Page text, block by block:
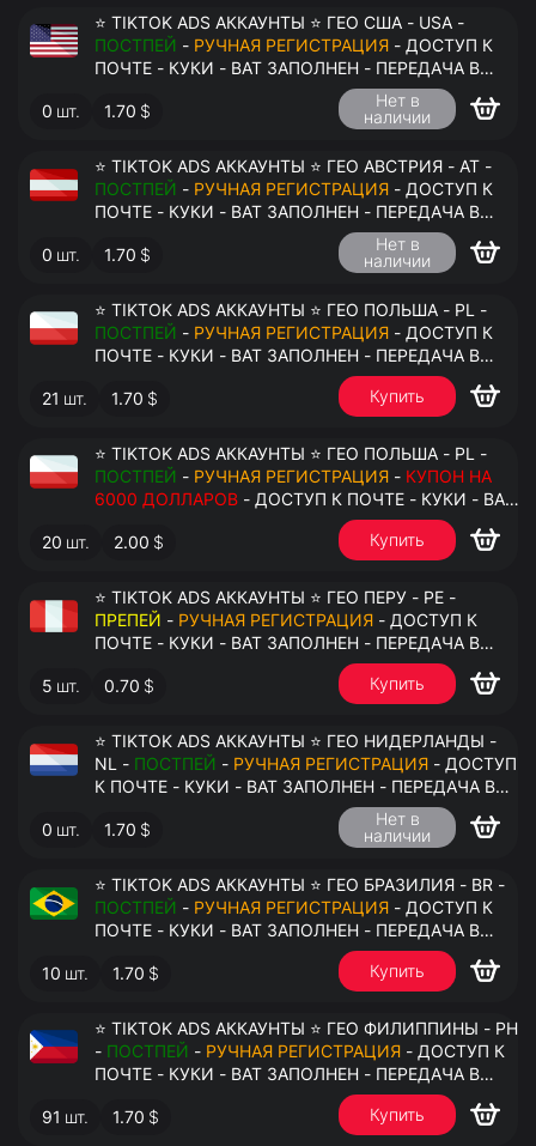
⭐ TIKTOK ADS АККАУНТЫ ⭐ ГЕО США - USA -
ПОСТПЕЙ - РУЧНАЯ РЕГИСТРАЦИЯ - ДОСТУП К
ПОЧТЕ - КУКИ - ВАТ ЗАПОЛНЕН - ПЕРЕДАЧА В
0 шт. 1.70 $
Нет в
наличии
⭐ TIKTOK ADS АККАУНТЫ ⭐ ГЕО АВСТРИЯ - AT -
ПОСТПЕЙ - РУЧНАЯ РЕГИСТРАЦИЯ - ДОСТУП К
ПОЧТЕ - КУКИ - ВАТ ЗАПОЛНЕН - ПЕРЕДАЧА В
0 шт. 1.70 $
Нет в
наличии
⭐ TIKTOK ADS АККАУНТЫ ⭐ ГЕО ПОЛЬША - PL -
ПОСТПЕЙ - РУЧНАЯ РЕГИСТРАЦИЯ - ДОСТУП К
ПОЧТЕ - КУКИ - ВАТ ЗАПОЛНЕН - ПЕРЕДАЧА В
21 шт. 1.70 $ Купить
⭐ TIKTOK ADS АККАУНТЫ ⭐ ГЕО ПОЛЬША - PL -
ПОСТПЕЙ - РУЧНАЯ РЕГИСТРАЦИЯ - КУПОН НА
6000 ДОЛЛАРОВ - ДОСТУП К ПОЧТЕ - КУКИ - ВАТ
ЗАПОЛНЕН - ПЕРЕДАЧА В АНТИДЕТЕКТ
20 шт. 2.00 $ Купить
⭐ TIKTOK ADS АККАУНТЫ ⭐ ГЕО ПЕРУ - PE -
ПРЕПЕЙ - РУЧНАЯ РЕГИСТРАЦИЯ - ДОСТУП К
ПОЧТЕ - КУКИ - ВАТ ЗАПОЛНЕН - ПЕРЕДАЧА В
5 шт. 0.70 $ Купить
⭐ TIKTOK ADS АККАУНТЫ ⭐ ГЕО НИДЕРЛАНДЫ -
NL - ПОСТПЕЙ - РУЧНАЯ РЕГИСТРАЦИЯ - ДОСТУП
К ПОЧТЕ - КУКИ - ВАТ ЗАПОЛНЕН - ПЕРЕДАЧА В
0 шт. 1.70 $
Нет в
наличии
⭐ TIKTOK ADS АККАУНТЫ ⭐ ГЕО БРАЗИЛИЯ - BR -
ПОСТПЕЙ - РУЧНАЯ РЕГИСТРАЦИЯ - ДОСТУП К
ПОЧТЕ - КУКИ - ВАТ ЗАПОЛНЕН - ПЕРЕДАЧА В
10 шт. 1.70 $ Купить
⭐ TIKTOK ADS АККАУНТЫ ⭐ ГЕО ФИЛИППИНЫ - PH
- ПОСТПЕЙ - РУЧНАЯ РЕГИСТРАЦИЯ - ДОСТУП К
ПОЧТЕ - КУКИ - ВАТ ЗАПОЛНЕН - ПЕРЕДАЧА В
91 шт. 1.70 $ Купить